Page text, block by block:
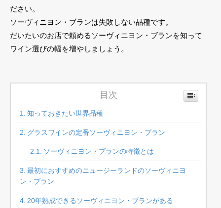
ださい。
ソーヴィニヨン・ブランは失敗しない品種です。
だいたいのお店で頼めるソーヴィニヨン・ブランを知って
ワイン選びの幅を増やしましょう。
目次
知っておきたい世界品種
グラスワインの定番ソーヴィニヨン・ブラン
ソーヴィニヨン・ブランの特徴とは
最初におすすめのニュージーランドのソーヴィニヨ
ン・ブラン
20年熟成できるソーヴィニヨン・ブランがある